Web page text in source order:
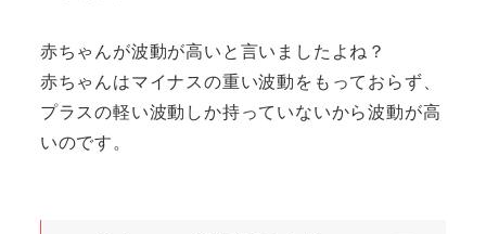
赤ちゃんが波動が高いと言いましたよね？
赤ちゃんはマイナスの重い波動をもっておらず、
プラスの軽い波動しか持っていないから波動が高
いのです。